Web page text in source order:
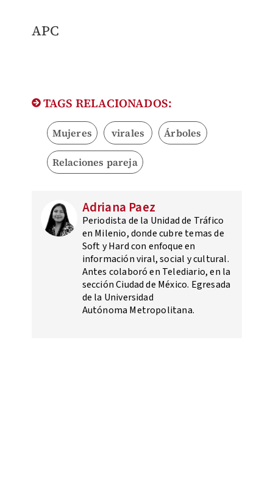
APC
TAGS RELACIONADOS:
Mujeres virales Árboles
Relaciones pareja
Adriana Paez
Periodista de la Unidad de Tráfico
en Milenio, donde cubre temas de
Soft y Hard con enfoque en
información viral, social y cultural.
Antes colaboró en Telediario, en la
sección Ciudad de México. Egresada
de la Universidad
Autónoma Metropolitana.